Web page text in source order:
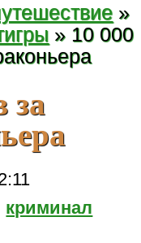
»
» 10 000
за
криминал